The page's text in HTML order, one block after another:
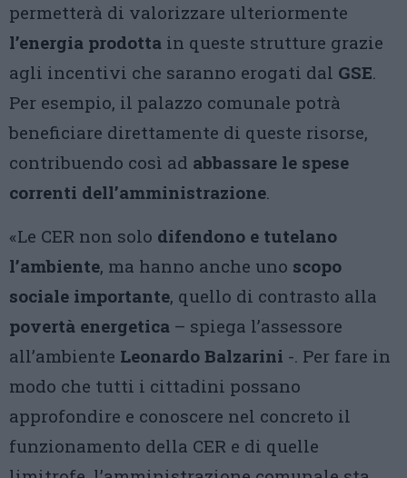
permetterà di valorizzare ulteriormente
l’energia prodotta in queste strutture grazie
agli incentivi che saranno erogati dal GSE.
Per esempio, il palazzo comunale potrà
beneficiare direttamente di queste risorse,
contribuendo così ad abbassare le spese
correnti dell’amministrazione.
«Le CER non solo difendono e tutelano
l’ambiente, ma hanno anche uno scopo
sociale importante, quello di contrasto alla
povertà energetica – spiega l’assessore
all’ambiente Leonardo Balzarini -. Per fare in
modo che tutti i cittadini possano
approfondire e conoscere nel concreto il
funzionamento della CER e di quelle